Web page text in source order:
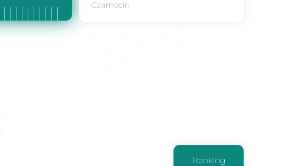
Czarnocin
Ranking